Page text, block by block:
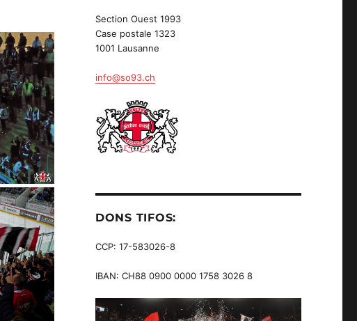
Section Ouest 1993
Case postale 1323
1001 Lausanne
info@so93.ch
DONS TIFOS:
CCP: 17-583026-8
IBAN: CH88 0900 0000 1758 3026 8